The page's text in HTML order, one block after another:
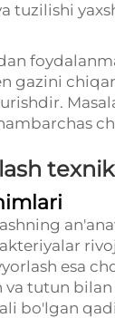
tuzilishi
gazini
esa
va tutun
bo'lgan